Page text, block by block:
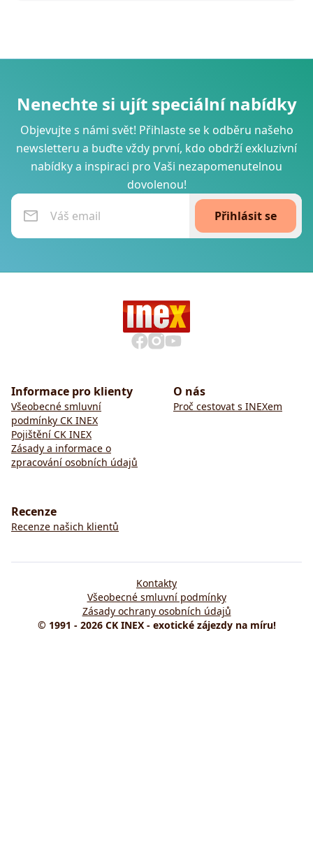
Nenechte si ujít speciální nabídky
Objevujte s námi svět! Přihlaste se k odběru našeho
newsletteru a buďte vždy první, kdo obdrží exkluzivní
nabídky a inspiraci pro Vaši nezapomenutelnou
dovolenou!
Přihlásit se
Informace pro klienty
Všeobecné smluvní
podmínky CK INEX
Pojištění CK INEX
Zásady a informace o
zpracování osobních údajů
O nás
Proč cestovat s INEXem
Recenze
Recenze našich klientů
© 1991 - 2026 CK INEX - exotické zájezdy na míru!
Kontakty
Všeobecné smluvní podmínky
Zásady ochrany osobních údajů